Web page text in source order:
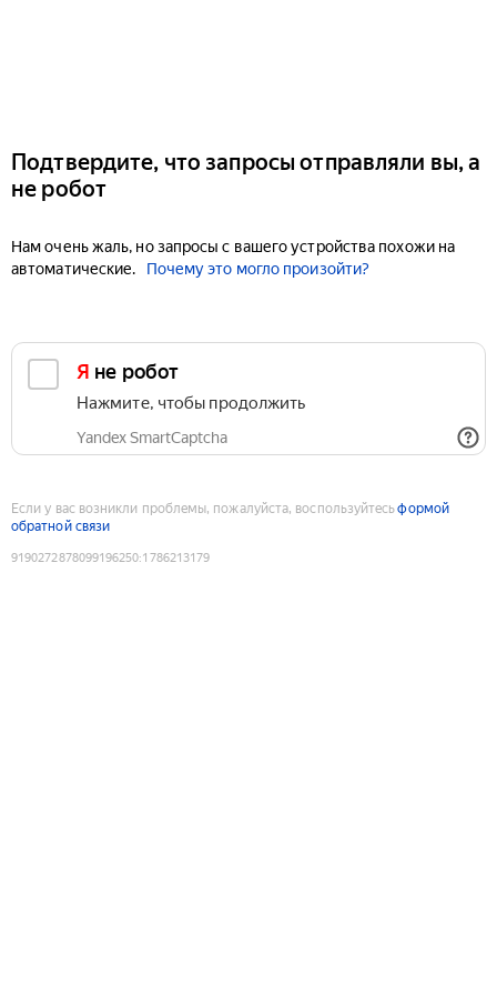
Подтвердите, что запросы отправляли вы, а
не робот
Нам очень жаль, но запросы с вашего устройства похожи на
автоматические.
Почему это могло произойти?
Я не робот
Нажмите, чтобы продолжить
Yandex SmartCaptcha
Если у вас возникли проблемы, пожалуйста, воспользуйтесьформой
обратной связи
9190272878099196250:1786213179